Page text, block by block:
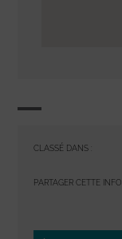
CLASSÉ DANS :
PARTAGER CETTE